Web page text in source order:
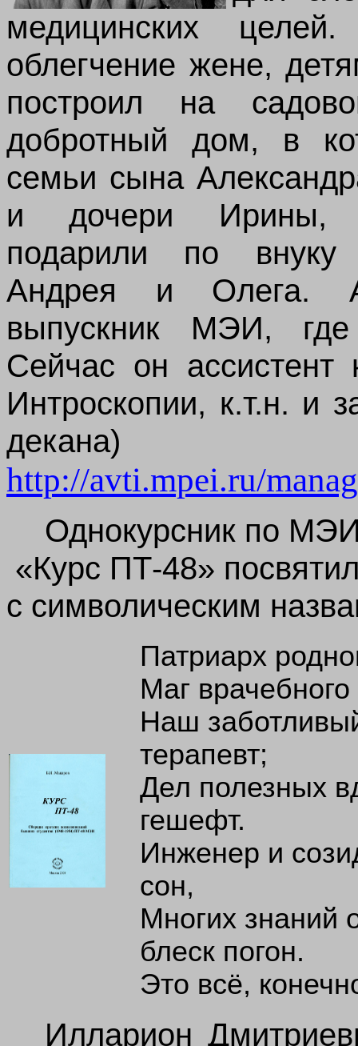
медицинских
облегчение жене,
построил на
добротный дом, в
семьи сына
и дочери Ирины,
подарили по внуку
Андрея и Олега.
выпускник МЭИ,
Сейчас он ассистент
Интроскопии, к.т.н. и
http://avti.mpei.ru/
Однокурсник по
«Курс ПТ-48»
с символическим
Патриарх
Маг
Наш
терапевт;
Дел полезных
гешефт.
Инженер и
сон,
Многих знаний
блеск погон.
Это всё,
Илларион